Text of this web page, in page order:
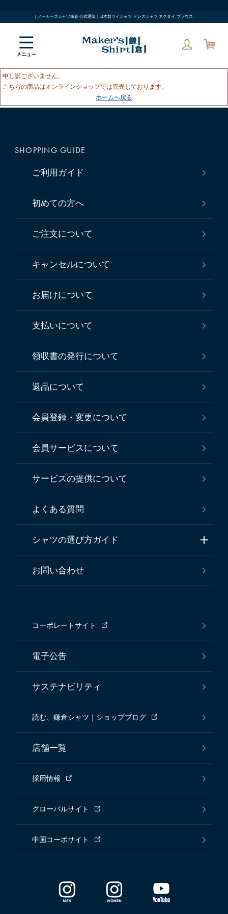
| メーカーズシャツ鎌倉 公式通販 | 日本製ワイシャツ ドレスシャツ ネクタイ ブラウス
申し訳ございません。
こちらの商品はオンラインショップでは完売しております。
ホームへ戻る
SHOPPING GUIDE
ご利用ガイド
初めての方へ
ご注文について
キャンセルについて
お届けについて
支払いについて
領収書の発行について
返品について
会員登録・変更について
会員サービスについて
サービスの提供について
よくある質問
シャツの選び方ガイド
お問い合わせ
コーポレートサイト
電子公告
サステナビリティ
読む、鎌倉シャツ｜ショップブログ
店舗一覧
採用情報
グローバルサイト
中国コーポサイト